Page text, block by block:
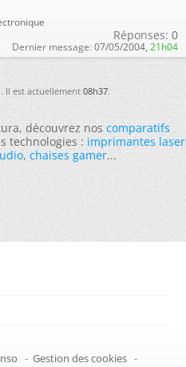
Réponses: 0
Dernier message: 07/05/2004, 21h04
Il est actuellement08h37.
découvrez noscomparatifs
technologies :imprimantes laser
,chaises gamer...
- Gestion des cookies -